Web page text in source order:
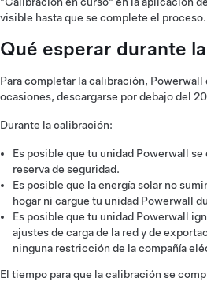
visible hasta que se complete el proceso.
Qué esperar durante
Para completar la calibración, Powerwall
ocasiones, descargarse por debajo del
Durante la calibración:
Es posible que tu unidad Powerwall
reserva de seguridad.
Es posible que la energía solar no
hogar ni cargue tu unidad Powerwall
Es posible que tu unidad Powerwall
ajustes de carga de la red y de
ninguna restricción de la compañía
El tiempo para que la calibración se